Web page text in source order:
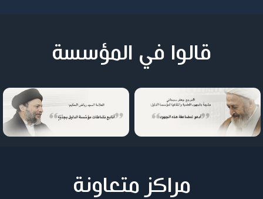
قالوا في المؤسسة
مراكز متعاونة